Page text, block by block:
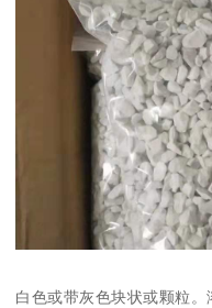
白色或带灰色块状或颗粒